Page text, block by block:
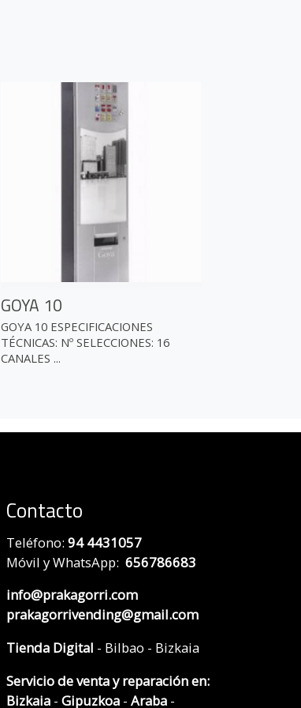
GOYA 10
GOYA 10 ESPECIFICACIONES
TÉCNICAS: Nº SELECCIONES: 16
CANALES ...
Contacto
Teléfono: 94 4431057
Móvil y WhatsApp: 656786683
info@prakagorri.com
prakagorrivending@gmail.com
Tienda Digital - Bilbao - Bizkaia
Servicio de venta y reparación en:
Bizkaia- Gipuzkoa- Araba-